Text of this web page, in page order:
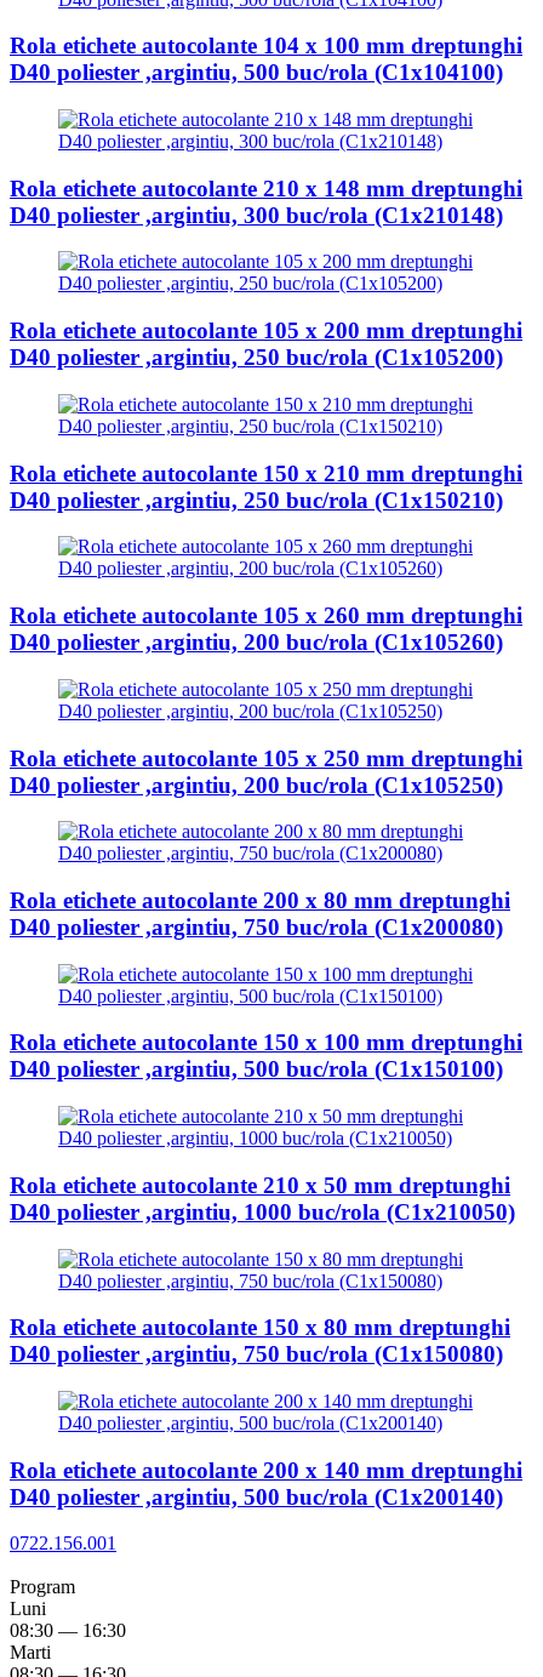
Rola etichete autocolante 104 x 100 mm dreptunghi
D40 poliester ,argintiu, 500 buc/rola (C1x104100)
Rola etichete autocolante 210 x 148 mm dreptunghi
D40 poliester ,argintiu, 300 buc/rola (C1x210148)
Rola etichete autocolante 105 x 200 mm dreptunghi
D40 poliester ,argintiu, 250 buc/rola (C1x105200)
Rola etichete autocolante 150 x 210 mm dreptunghi
D40 poliester ,argintiu, 250 buc/rola (C1x150210)
Rola etichete autocolante 105 x 260 mm dreptunghi
D40 poliester ,argintiu, 200 buc/rola (C1x105260)
Rola etichete autocolante 105 x 250 mm dreptunghi
D40 poliester ,argintiu, 200 buc/rola (C1x105250)
Rola etichete autocolante 200 x 80 mm dreptunghi
D40 poliester ,argintiu, 750 buc/rola (C1x200080)
Rola etichete autocolante 150 x 100 mm dreptunghi
D40 poliester ,argintiu, 500 buc/rola (C1x150100)
Rola etichete autocolante 210 x 50 mm dreptunghi
D40 poliester ,argintiu, 1000 buc/rola (C1x210050)
Rola etichete autocolante 150 x 80 mm dreptunghi
D40 poliester ,argintiu, 750 buc/rola (C1x150080)
Rola etichete autocolante 200 x 140 mm dreptunghi
D40 poliester ,argintiu, 500 buc/rola (C1x200140)
0722.156.001
Program
Luni
08:30 — 16:30
Marti